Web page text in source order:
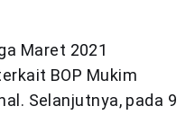
Maret 2021
BOP Mukim
Selanjutnya, pada 9